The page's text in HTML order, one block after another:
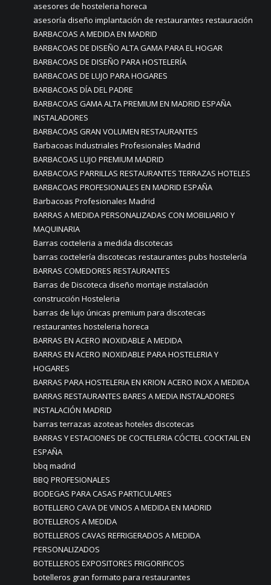
asesores de hosteleria horeca
asesoría diseño implantación de restaurantes restauración
BARBACOAS A MEDIDA EN MADRID
BARBACOAS DE DISEÑO ALTA GAMA PARA EL HOGAR
BARBACOAS DE DISEÑO PARA HOSTELERÍA
BARBACOAS DE LUJO PARA HOGARES
BARBACOAS DÍA DEL PADRE
BARBACOAS GAMA ALTA PREMIUM EN MADRID ESPAÑA
INSTALADORES
BARBACOAS GRAN VOLUMEN RESTAURANTES
Barbacoas Industriales Profesionales Madrid
BARBACOAS LUJO PREMIUM MADRID
BARBACOAS PARRILLAS RESTAURANTES TERRAZAS HOTELES
BARBACOAS PROFESIONALES EN MADRID ESPAÑA
Barbacoas Profesionales Madrid
BARRAS A MEDIDA PERSONALIZADAS CON MOBILIARIO Y
MAQUINARIA
Barras cocteleria a medida discotecas
barras coctelería discotecas restaurantes pubs hostelería
BARRAS COMEDORES RESTAURANTES
Barras de Discoteca diseño montaje instalación
construcción Hosteleria
barras de lujo únicas premium para discotecas
restaurantes hosteleria horeca
BARRAS EN ACERO INOXIDABLE A MEDIDA
BARRAS EN ACERO INOXIDABLE PARA HOSTELERIA Y
HOGARES
BARRAS PARA HOSTELERIA EN KRION ACERO INOX A MEDIDA
BARRAS RESTAURANTES BARES A MEDIA INSTALADORES
INSTALACIÓN MADRID
barras terrazas azoteas hoteles discotecas
BARRAS Y ESTACIONES DE COCTELERIA CÓCTEL COCKTAIL EN
ESPAÑA
bbq madrid
BBQ PROFESIONALES
BODEGAS PARA CASAS PARTICULARES
BOTELLERO CAVA DE VINOS A MEDIDA EN MADRID
BOTELLEROS A MEDIDA
BOTELLEROS CAVAS REFRIGERADOS A MEDIDA
PERSONALIZADOS
BOTELLEROS EXPOSITORES FRIGORIFICOS
botelleros gran formato para restaurantes